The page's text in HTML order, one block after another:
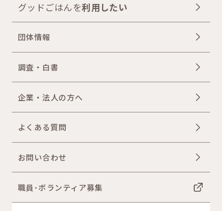
グッドごはんを利用したい
団体情報
調査・白書
企業・法人の方へ
よくある質問
お問い合わせ
職員･ボランティア募集